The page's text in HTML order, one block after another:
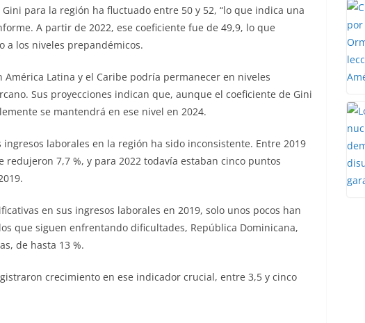
para la región ha fluctuado entre 50 y 52, “lo que indica una
A partir de 2022, ese coeficiente fue de 49,9, lo que
a los niveles prepandémicos.
Latina y el Caribe podría permanecer en niveles
Sus proyecciones indican que, aunque el coeficiente de Gini
se mantendrá en ese nivel en 2024.
laborales en la región ha sido inconsistente. Entre 2019
redujeron 7,7 %, y para 2022 todavía estaban cinco puntos
en sus ingresos laborales en 2019, solo unos pocos han
que siguen enfrentando dificultades, República Dominicana,
de hasta 13 %.
crecimiento en ese indicador crucial, entre 3,5 y cinco